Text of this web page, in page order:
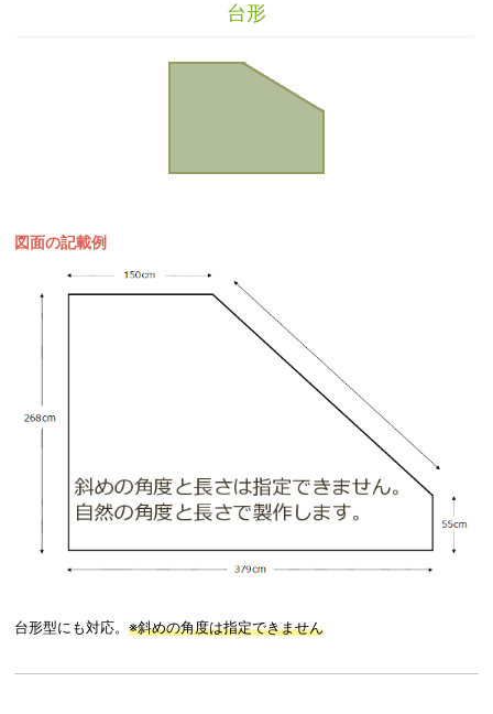
台形
図面の記載例
台形型にも対応。※斜めの角度は指定できません